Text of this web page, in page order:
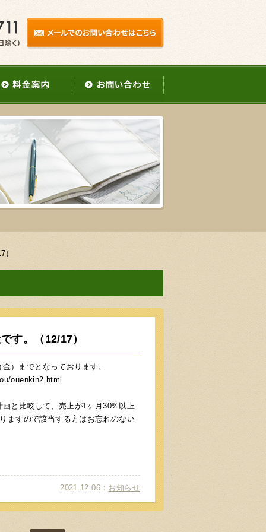
す。（12/17）
）までとなっております。
ouenkin2.html
と比較して、売上が1ヶ月30%以上
ますので該当する方はお忘れのない
2021.12.06 ： お知らせ